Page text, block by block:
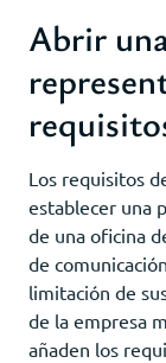
Abrir
Los requisitos
establecer una
de una oficina
de
limitación de
de la empresa
añaden los